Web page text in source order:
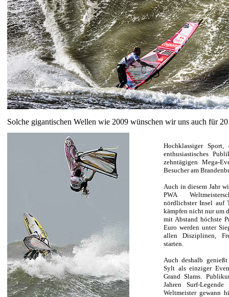
Solche gigantischen Wellen wie 2009 wünschen wir uns auch für
Hochklassiger
enthusiastisches
zehntägigen Mega-
Besucher am
Auch in diesem Jahr
PWA
nördlichster Insel auf
kämpfen nicht nur um
mit Abstand höchste
Euro werden unter
allen Disziplinen,
starten.
Auch deshalb
Sylt als einziger
Grand Slams.
Jahren Surf-
Weltmeister gewann